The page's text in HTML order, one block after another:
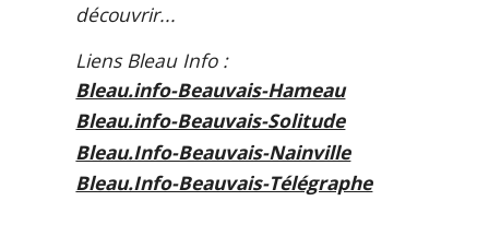
découvrir...
Liens Bleau Info :
Bleau.info-Beauvais-Hameau
Bleau.info-Beauvais-Solitude
Bleau.Info-Beauvais-Nainville
Bleau.Info-Beauvais-Télégraphe